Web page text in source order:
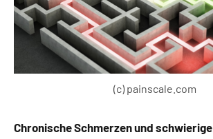
(c) painscale.com
Chronische Schmerzen und schwierige